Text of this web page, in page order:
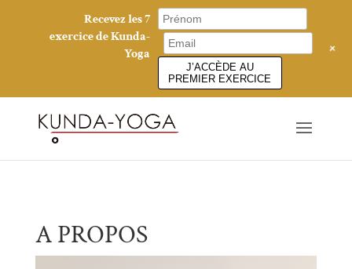
A PROPOS
Recevez les 7
exercice de Kunda-
Yoga
J’ACCÈDE AU
PREMIER EXERCICE
+